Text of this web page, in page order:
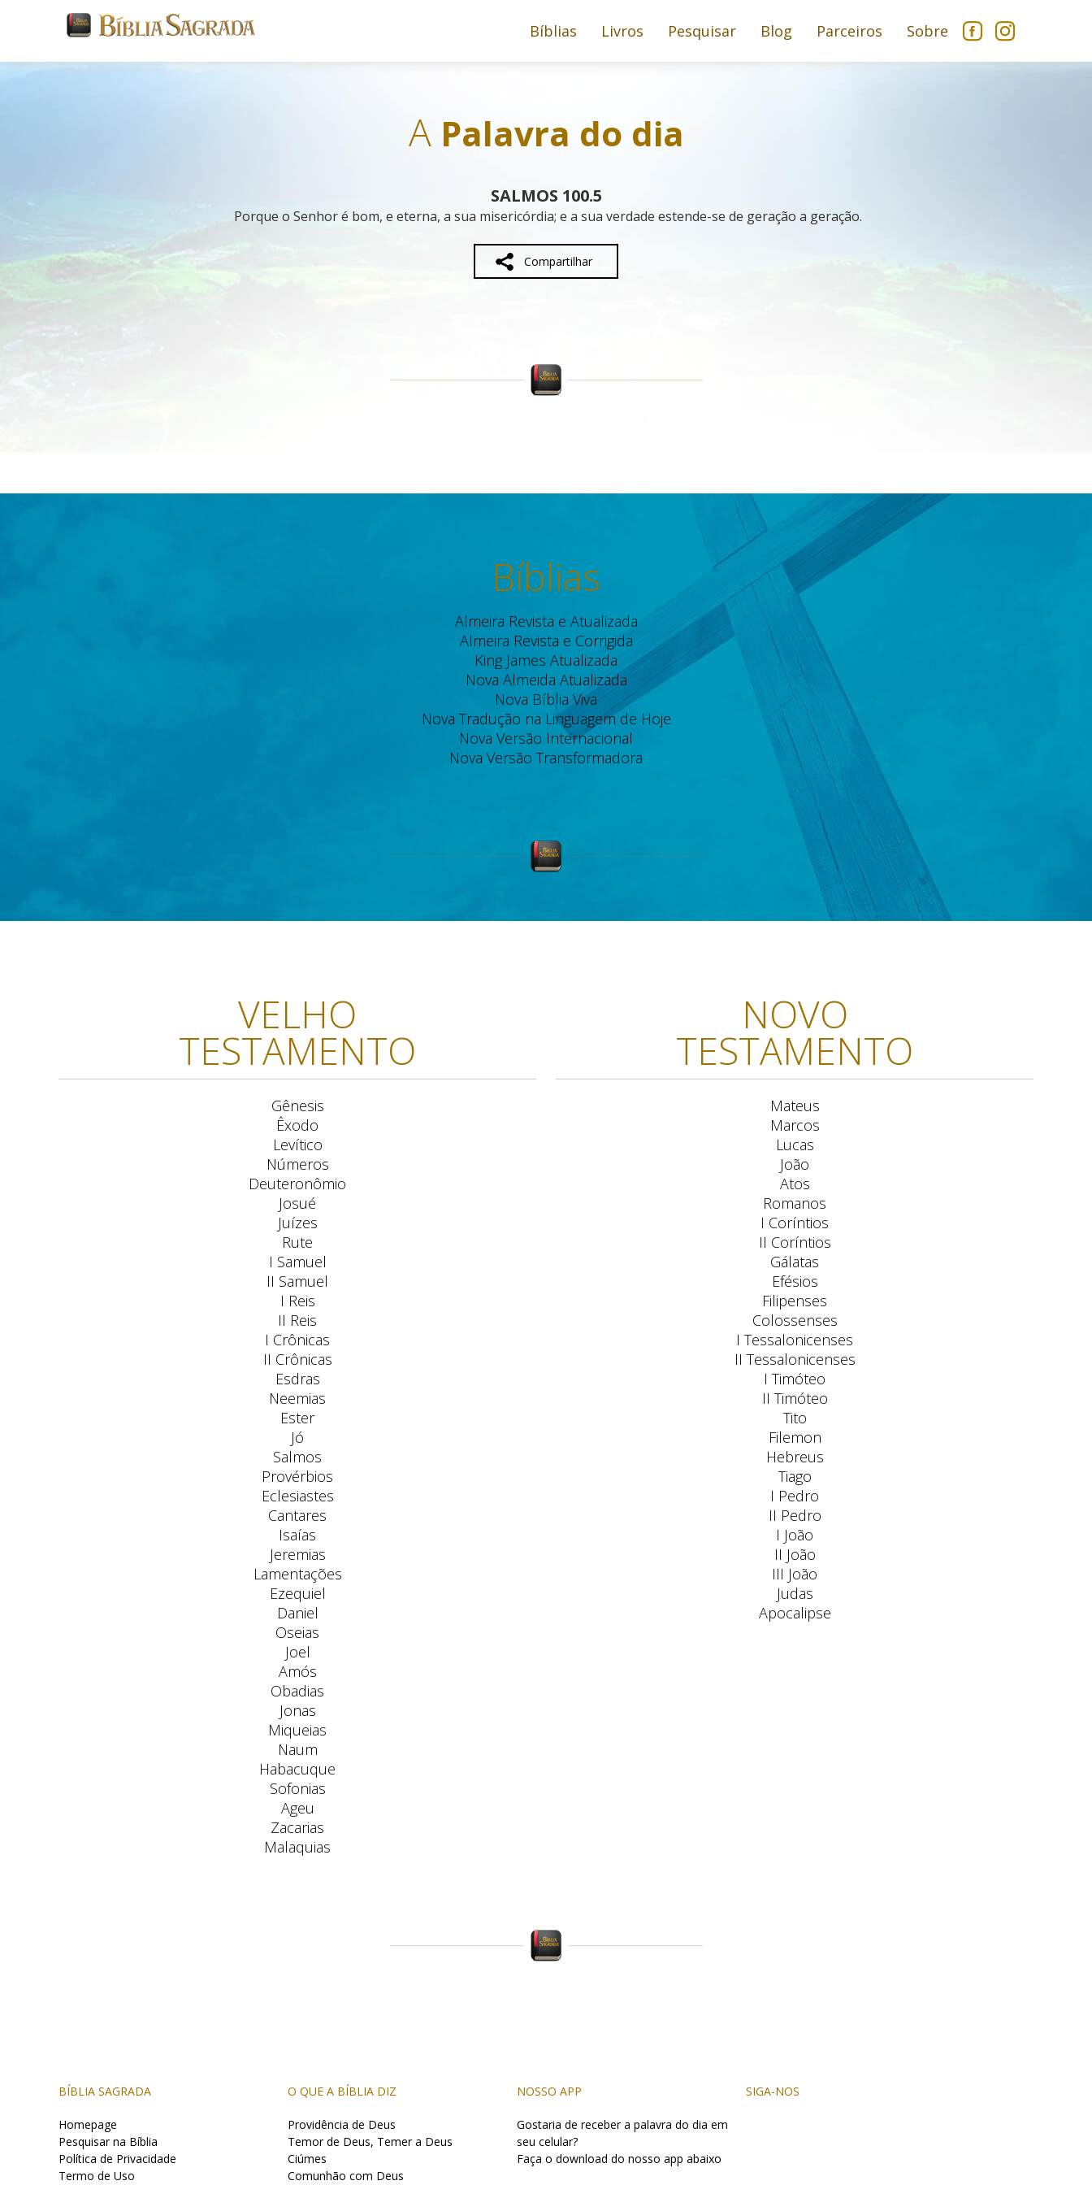
Bíblias Livros Pesquisar Blog Parceiros Sobre
APalavra do dia
SALMOS 100.5
Porque o Senhor é bom, e eterna, a sua misericórdia; e a sua verdade estende-se de geração a geração.
Compartilhar
Bíblias
Almeira Revista e Atualizada
Almeira Revista e Corrigida
King James Atualizada
Nova Almeida Atualizada
Nova Bíblia Viva
Nova Tradução na Linguagem de Hoje
Nova Versão Internacional
Nova Versão Transformadora
VELHO
TESTAMENTO
Gênesis
Êxodo
Levítico
Números
Deuteronômio
Josué
Juízes
Rute
I Samuel
II Samuel
I Reis
II Reis
I Crônicas
II Crônicas
Esdras
Neemias
Ester
Jó
Salmos
Provérbios
Eclesiastes
Cantares
Isaías
Jeremias
Lamentações
Ezequiel
Daniel
Oseias
Joel
Amós
Obadias
Jonas
Miqueias
Naum
Habacuque
Sofonias
Ageu
Zacarias
Malaquias
NOVO
TESTAMENTO
Mateus
Marcos
Lucas
João
Atos
Romanos
I Coríntios
II Coríntios
Gálatas
Efésios
Filipenses
Colossenses
I Tessalonicenses
II Tessalonicenses
I Timóteo
II Timóteo
Tito
Filemon
Hebreus
Tiago
I Pedro
II Pedro
I João
II João
III João
Judas
Apocalipse
BÍBLIA SAGRADA
Homepage
Pesquisar na Bíblia
Política de Privacidade
Termo de Uso
O QUE A BÍBLIA DIZ
Providência de Deus
Temor de Deus, Temer a Deus
Ciúmes
Comunhão com Deus
NOSSO APP
Gostaria de receber a palavra do dia em
seu celular?
Faça o download do nosso app abaixo
SIGA-NOS